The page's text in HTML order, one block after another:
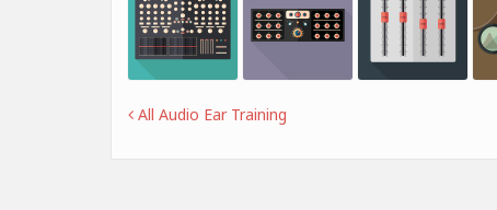
All Audio Ear Training